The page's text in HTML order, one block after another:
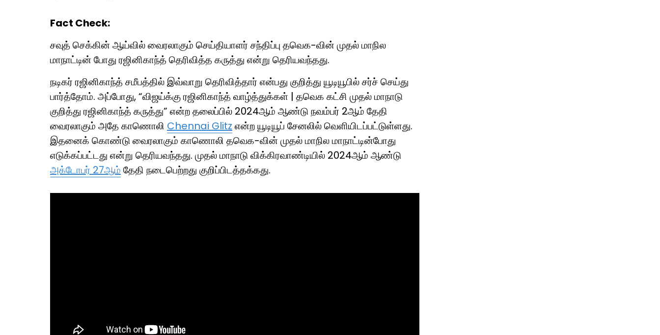
Fact Check:
சவுத் செக்கின் ஆய்வில் வைரலாகும் செய்தியாளர் சந்திப்பு தவெக-வின் முதல் மாநில
மாநாட்டின் போது ரஜினிகாந்த் தெரிவித்த கருத்து என்று தெரியவந்தது.
நடிகர் ரஜினிகாந்த் சமீபத்தில் இவ்வாறு தெரிவித்தார் என்பது குறித்து யூடியூபில் சர்ச் செய்து
பார்த்தோம். அப்போது, “விஜய்க்கு ரஜினிகாந்த் வாழ்த்துக்கள் | தவெக கட்சி முதல் மாநாடு
குறித்து ரஜினிகாந்த் கருத்து” என்ற தலைப்பில் 2024ஆம் ஆண்டு நவம்பர் 2ஆம் தேதி
வைரலாகும் அதே காணொலி Chennai Glitz என்ற யூடியூப் சேனலில் வெளியிடப்பட்டுள்ளது.
இதனைக் கொண்டு வைரலாகும் காணொலி தவெக-வின் முதல் மாநில மாநாட்டின்போது
எடுக்கப்பட்டது என்று தெரியவந்தது. முதல் மாநாடு விக்கிரவாண்டியில் 2024ஆம் ஆண்டு
அக்டோபர் 27ஆம் தேதி நடைபெற்றது குறிப்பிடத்தக்கது.